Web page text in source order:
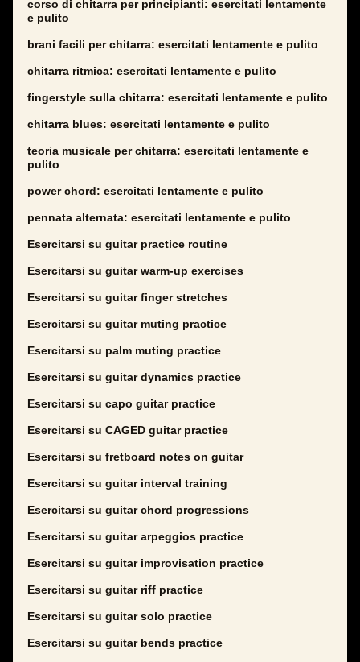
corso di chitarra per principianti: esercitati lentamente
e pulito
brani facili per chitarra: esercitati lentamente e pulito
chitarra ritmica: esercitati lentamente e pulito
fingerstyle sulla chitarra: esercitati lentamente e pulito
chitarra blues: esercitati lentamente e pulito
teoria musicale per chitarra: esercitati lentamente e
pulito
power chord: esercitati lentamente e pulito
pennata alternata: esercitati lentamente e pulito
Esercitarsi su guitar practice routine
Esercitarsi su guitar warm-up exercises
Esercitarsi su guitar finger stretches
Esercitarsi su guitar muting practice
Esercitarsi su palm muting practice
Esercitarsi su guitar dynamics practice
Esercitarsi su capo guitar practice
Esercitarsi su CAGED guitar practice
Esercitarsi su fretboard notes on guitar
Esercitarsi su guitar interval training
Esercitarsi su guitar chord progressions
Esercitarsi su guitar arpeggios practice
Esercitarsi su guitar improvisation practice
Esercitarsi su guitar riff practice
Esercitarsi su guitar solo practice
Esercitarsi su guitar bends practice